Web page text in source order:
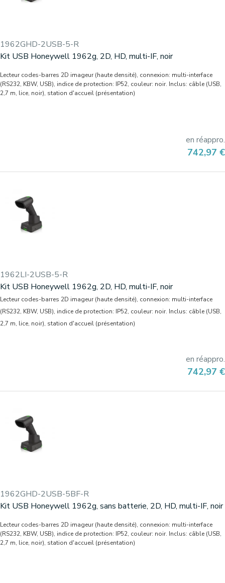
1962GHD-2USB-5-R
Kit USB Honeywell 1962g, 2D, HD, multi-IF, noir
Lecteur codes-barres 2D imageur (haute densité), connexion: multi-interface
(RS232, KBW, USB), indice de protection: IP52, couleur: noir. Inclus: câble (USB,
2,7 m, lice, noir), station d'accueil (présentation)
en réappro.
Prix
742,97 €
1962LI-2USB-5-R
Kit USB Honeywell 1962g, 2D, HD, multi-IF, noir
Lecteur codes-barres 2D imageur (haute densité), connexion: multi-interface
(RS232, KBW, USB), indice de protection: IP52, couleur: noir. Inclus: câble (USB,
2,7 m, lice, noir), station d'accueil (présentation)
en réappro.
Prix
742,97 €
1962GHD-2USB-5BF-R
Kit USB Honeywell 1962g, sans batterie, 2D, HD, multi-IF, noir
Lecteur codes-barres 2D imageur (haute densité), connexion: multi-interface
(RS232, KBW, USB), indice de protection: IP52, couleur: noir. Inclus: câble (USB,
2,7 m, lice, noir), station d'accueil (présentation)